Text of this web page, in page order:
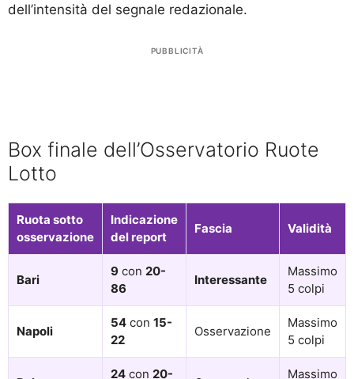
dell’intensità del segnale redazionale.
PUBBLICITÀ
Box finale dell’Osservatorio Ruote
Lotto
Ruota sotto
osservazione
Indicazione
del report
Fascia Validità
Bari
9 con 20-
86
Interessante
Massimo
5 colpi
Napoli
54 con 15-
22
Osservazione
Massimo
5 colpi
24 con 20-
Massimo